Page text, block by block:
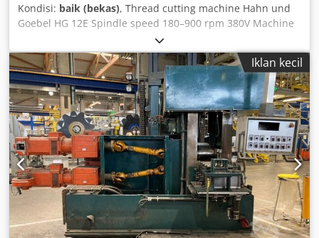
Kondisi: baik (bekas), Thread cutting machine Hahn und
Goebel HG 12E Spindle speed 180–900 rpm 380V Machine
no. 1917/16 M4–M65 Csdpfx Aksd Rkbrjrsha
Iklan kecil